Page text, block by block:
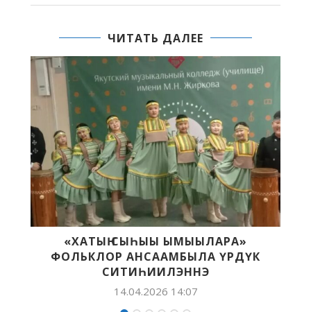
ЧИТАТЬ ДАЛЕЕ
ОБЪЕДИНЯЮЩИЕ ЦЕННОСТИ
ЯЗЫКА
12.11.2025 19:24